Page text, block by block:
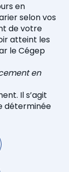
en
selon vos
de votre
atteint les
le Cégep
en
Il s’agit
déterminée